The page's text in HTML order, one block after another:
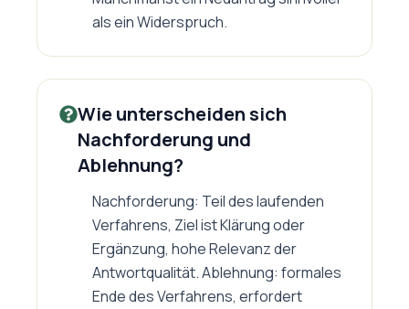
als ein Widerspruch.
Wie unterscheiden sich
Nachforderung und
Ablehnung?
Nachforderung: Teil des laufenden
Verfahrens, Ziel ist Klärung oder
Ergänzung, hohe Relevanz der
Antwortqualität. Ablehnung: formales
Ende des Verfahrens, erfordert